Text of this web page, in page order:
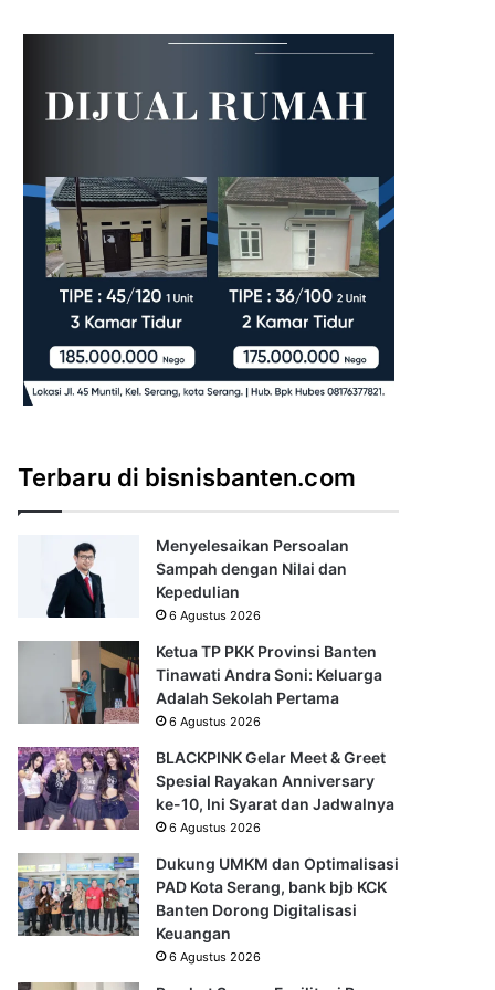
Terbaru di bisnisbanten.com
Menyelesaikan Persoalan
Sampah dengan Nilai dan
Kepedulian
6 Agustus 2026
Ketua TP PKK Provinsi Banten
Tinawati Andra Soni: Keluarga
Adalah Sekolah Pertama
6 Agustus 2026
BLACKPINK Gelar Meet & Greet
Spesial Rayakan Anniversary
ke-10, Ini Syarat dan Jadwalnya
6 Agustus 2026
Dukung UMKM dan Optimalisasi
PAD Kota Serang, bank bjb KCK
Banten Dorong Digitalisasi
Keuangan
6 Agustus 2026